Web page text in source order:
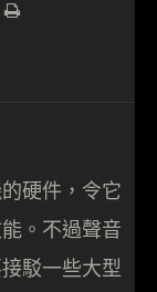
硬件，令它
。不過聲音
駁一些大型